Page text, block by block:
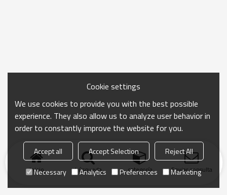
Inicio búsqueda categoría Enviar consulta
Cookie settings
We use cookies to provide you with the best possible
experience. They also allow us to analyze user behavior in
order to constantly improve the website for you.
Accept all Accept Selection
Reject All
Necessary
Analytics Preferences Marketing